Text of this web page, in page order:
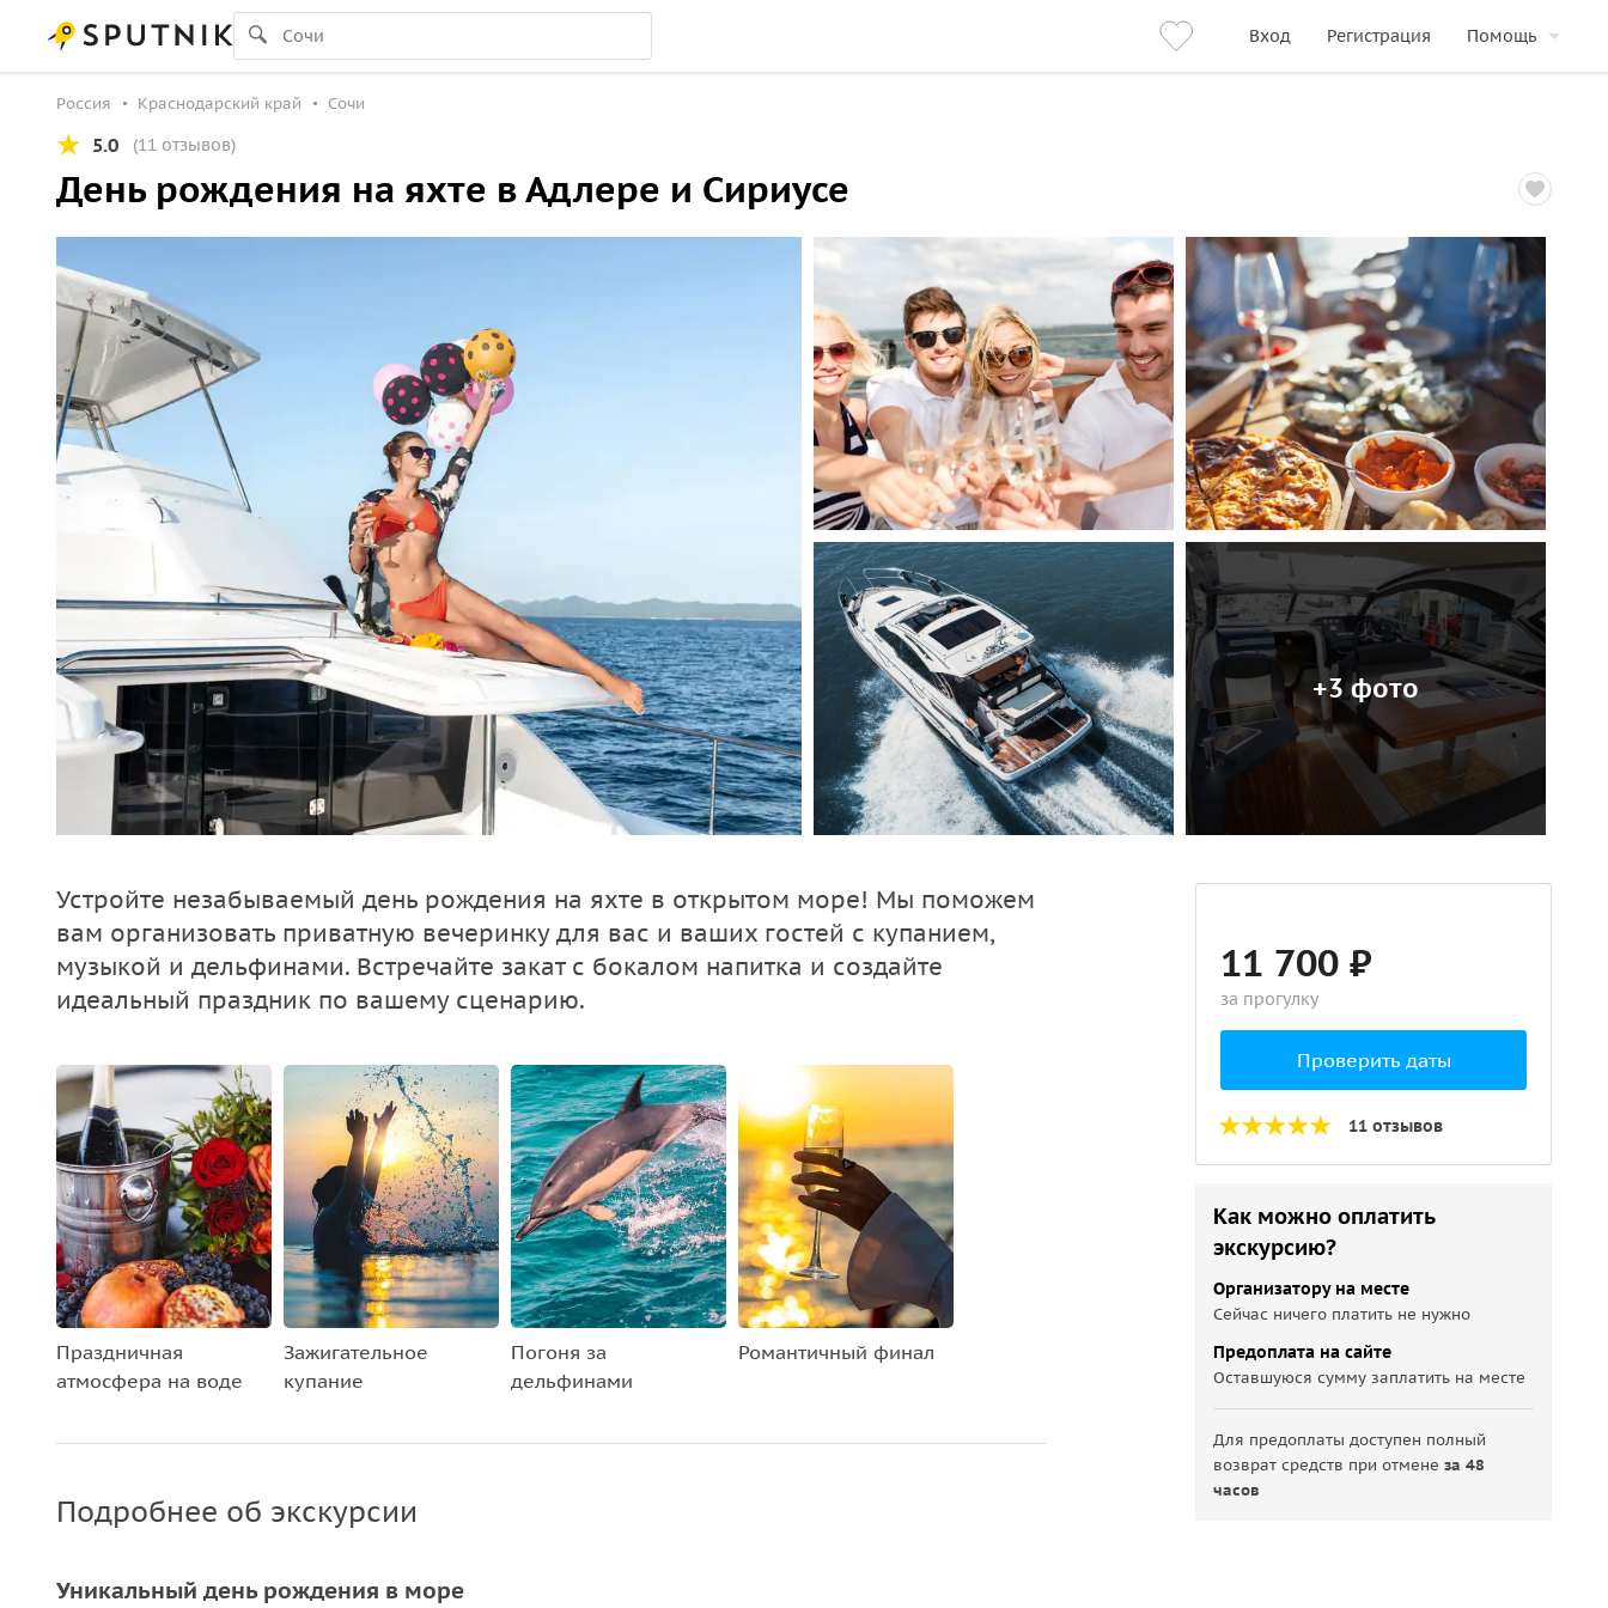
Вход Регистрация Помощь
Россия Краснодарский край Сочи
5.0 (11 отзывов)
День рождения на яхте в Адлере и Сириусе
+3 фото
Устройте незабываемый день рождения на яхте в открытом море! Мы поможем
вам организовать приватную вечеринку для вас и ваших гостей с купанием,
музыкой и дельфинами. Встречайте закат с бокалом напитка и создайте
идеальный праздник по вашему сценарию.
Праздничная
атмосфера на воде
Зажигательное
купание
Погоня за
дельфинами
Романтичный финал
Подробнее об экскурсии
Уникальный день рождения в море
11 700 ₽
за прогулку
Проверить даты
11 отзывов
Как можно оплатить
экскурсию?
Организатору на месте
Сейчас ничего платить не нужно
Предоплата на сайте
Оставшуюся сумму заплатить на месте
Для предоплаты доступен полный
возврат средств при отменеза 48
часов